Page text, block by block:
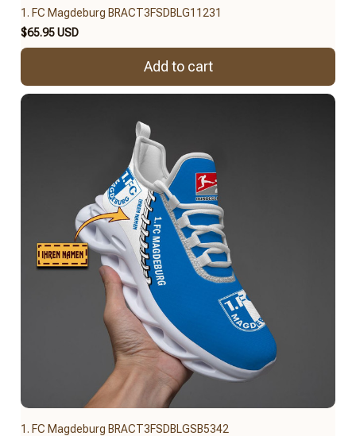
1. FC Magdeburg BRACT3FSDBLG11231
$65.95 USD
Add to cart
1. FC Magdeburg BRACT3FSDBLGSB5342